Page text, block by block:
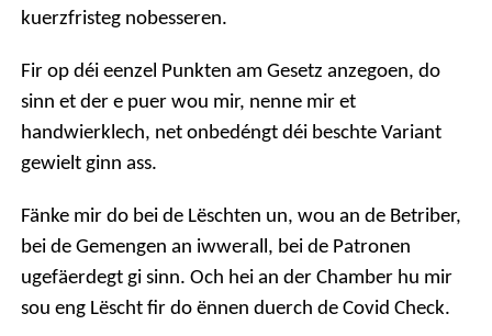
kuerzfristeg nobesseren.
Fir op déi eenzel Punkten am Gesetz anzegoen, do
sinn et der e puer wou mir, nenne mir et
handwierklech, net onbedéngt déi beschte Variant
gewielt ginn ass.
Fänke mir do bei de Lëschten un, wou an de Betriber,
bei de Gemengen an iwwerall, bei de Patronen
ugefäerdegt gi sinn. Och hei an der Chamber hu mir
sou eng Lëscht fir do ënnen duerch de Covid Check.